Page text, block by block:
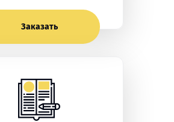
Заказать